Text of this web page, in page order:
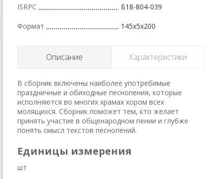
ISRPC Б18-804-039
Формат 145x5x200
Описание Характеристики
В сборник включены наиболее употребимые
праздничные и обиходные песнопения, которые
исполняются во многих храмах хором всех
молящихся. Сборник поможет тем, кто желает
принять участие в общенародном пении и глубже
понять смысл текстов песнопений.
Единицы измерения
шт